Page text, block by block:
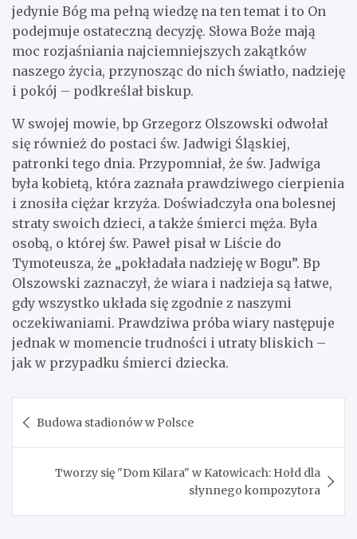
jedynie Bóg ma pełną wiedzę na ten temat i to On
podejmuje ostateczną decyzję. Słowa Boże mają
moc rozjaśniania najciemniejszych zakątków
naszego życia, przynosząc do nich światło, nadzieję
i pokój – podkreślał biskup.
W swojej mowie, bp Grzegorz Olszowski odwołał
się również do postaci św. Jadwigi Śląskiej,
patronki tego dnia. Przypomniał, że św. Jadwiga
była kobietą, która zaznała prawdziwego cierpienia
i znosiła ciężar krzyża. Doświadczyła ona bolesnej
straty swoich dzieci, a także śmierci męża. Była
osobą, o której św. Paweł pisał w Liście do
Tymoteusza, że „pokładała nadzieję w Bogu”. Bp
Olszowski zaznaczył, że wiara i nadzieja są łatwe,
gdy wszystko układa się zgodnie z naszymi
oczekiwaniami. Prawdziwa próba wiary następuje
jednak w momencie trudności i utraty bliskich –
jak w przypadku śmierci dziecka.
wpisu
Budowa stadionów w Polsce
Tworzy się "Dom Kilara" w Katowicach: Hołd dla
słynnego kompozytora